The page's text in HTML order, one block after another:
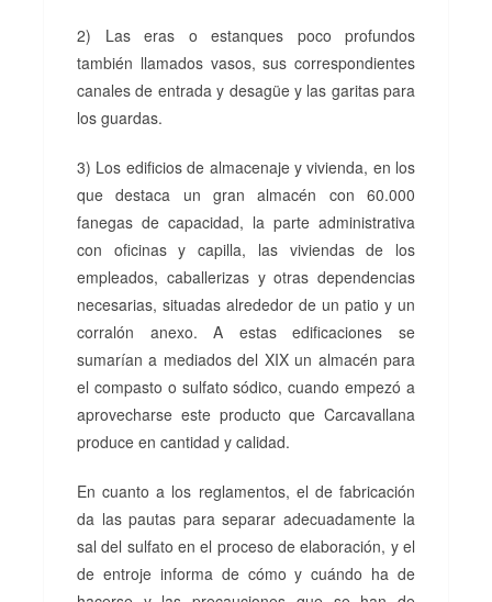
2) Las eras o estanques poco profundos
también llamados vasos, sus correspondientes
canales de entrada y desagüe y las garitas para
los guardas.
3) Los edificios de almacenaje y vivienda, en los
que destaca un gran almacén con 60.000
fanegas de capacidad, la parte administrativa
con oficinas y capilla, las viviendas de los
empleados, caballerizas y otras dependencias
necesarias, situadas alrededor de un patio y un
corralón anexo. A estas edificaciones se
sumarían a mediados del XIX un almacén para
el compasto o sulfato sódico, cuando empezó a
aprovecharse este producto que Carcavallana
produce en cantidad y calidad.
En cuanto a los reglamentos, el de fabricación
da las pautas para separar adecuadamente la
sal del sulfato en el proceso de elaboración, y el
de entroje informa de cómo y cuándo ha de